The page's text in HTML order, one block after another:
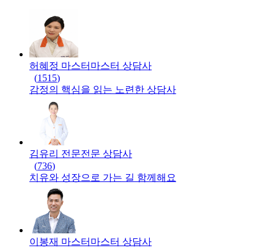
허혜정 마스터 마스터 상담사
(1515)
감정의 핵심을 읽는 노련한 상담사
김유리 전문전문 상담사
(736)
치유와 성장으로 가는 길 함께해요
이봉재 마스터 마스터 상담사